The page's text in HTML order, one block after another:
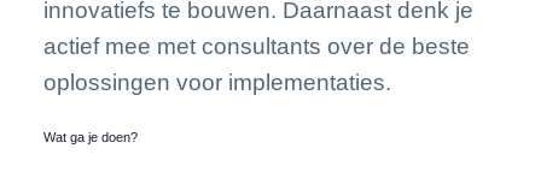
innovatiefs te bouwen. Daarnaast denk je
actief mee met consultants over de beste
oplossingen voor implementaties.
Wat ga je doen?